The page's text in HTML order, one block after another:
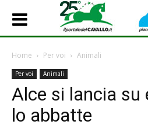
Home Per voi Animali
Per voi Animali
Alce si lancia su
lo abbatte